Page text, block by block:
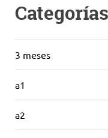
Categorías
3 meses
a1
a2